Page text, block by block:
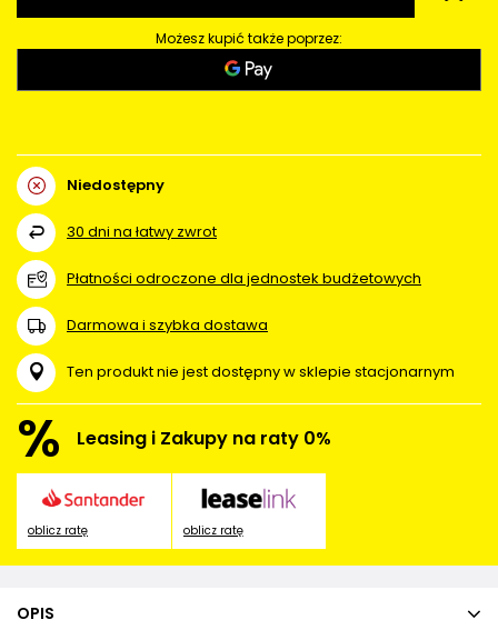
Możesz kupić także poprzez:
Niedostępny
30 dni na łatwy zwrot
Płatności odroczone dla jednostek budżetowych
Darmowa i szybka dostawa
Ten produkt nie jest dostępny w sklepie stacjonarnym
% Leasing i Zakupy na raty 0%
oblicz ratę oblicz ratę
OPIS